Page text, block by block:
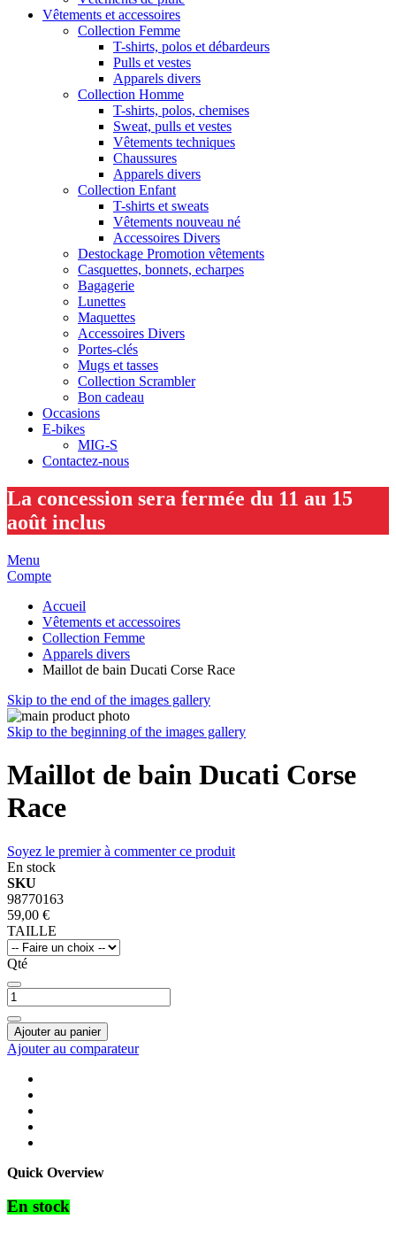
Vêtements et accessoires
Collection Femme
T-shirts, polos et débardeurs
Pulls et vestes
Apparels divers
Collection Homme
T-shirts, polos, chemises
Sweat, pulls et vestes
Vêtements techniques
Chaussures
Apparels divers
Collection Enfant
T-shirts et sweats
Vêtements nouveau né
Accessoires Divers
Destockage Promotion vêtements
Casquettes, bonnets, echarpes
Bagagerie
Lunettes
Maquettes
Accessoires Divers
Portes-clés
Mugs et tasses
Collection Scrambler
Bon cadeau
Occasions
E-bikes
MIG-S
Contactez-nous
La concession sera fermée du 11 au 15
août inclus
Menu
Compte
Accueil
Vêtements et accessoires
Collection Femme
Apparels divers
Maillot de bain Ducati Corse Race
Skip to the end of the images gallery
Skip to the beginning of the images gallery
Maillot de bain Ducati Corse
Race
Soyez le premier à commenter ce produit
En stock
SKU
98770163
59,00 €
TAILLE
Qté
Ajouter au panier
Ajouter au comparateur
Quick Overview
En stock